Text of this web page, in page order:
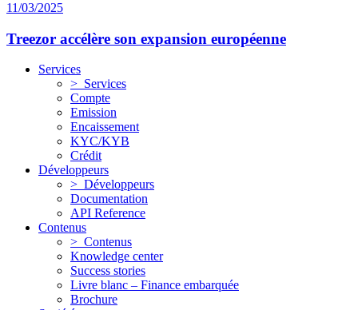
11/03/2025
Treezor accélère son expansion européenne
Services
> Services
Compte
Emission
Encaissement
KYC/KYB
Crédit
Développeurs
> Développeurs
Documentation
API Reference
Contenus
> Contenus
Knowledge center
Success stories
Livre blanc – Finance embarquée
Brochure